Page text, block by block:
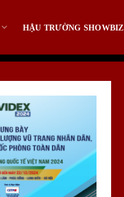
HẬU TRƯỜNG SHOWBIZ